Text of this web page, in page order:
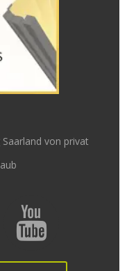
von privat